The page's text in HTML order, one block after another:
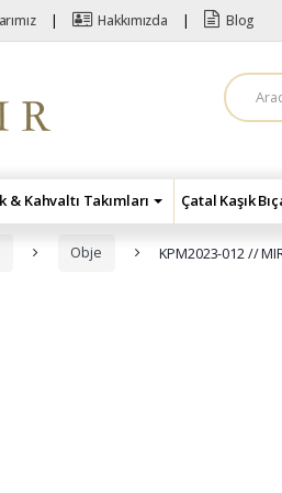
Hakkımızda Blog
A
r
a
& Kahvaltı Takımları Çatal Kaşık
Obje KPM2023-012 //